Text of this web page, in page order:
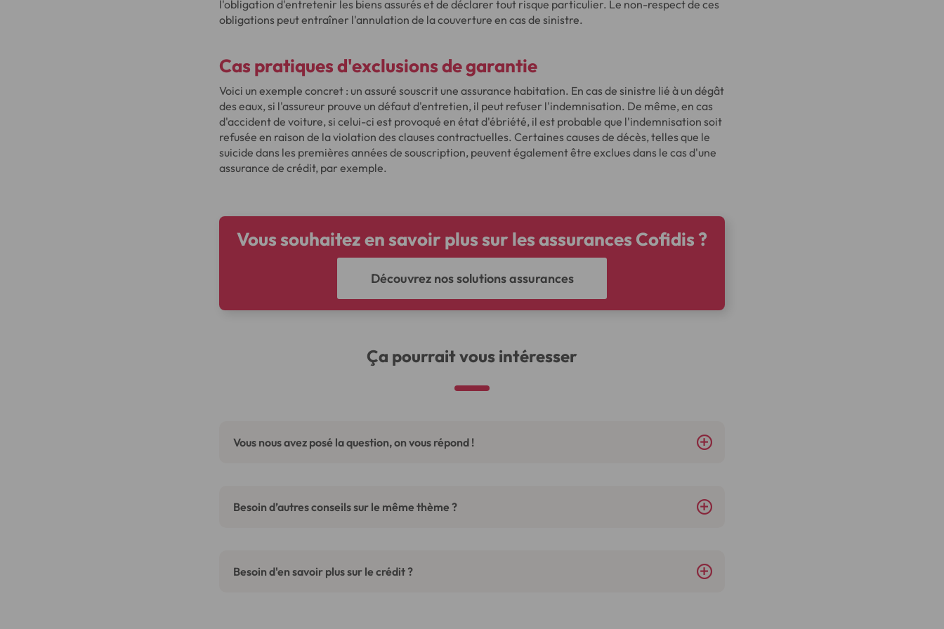
l'obligation d'entretenir les biens assurés et de déclarer tout risque particulier. Le non-respect de ces
obligations peut entraîner l'annulation de la couverture en cas de sinistre.
Cas pratiques d'exclusions de garantie
Voici un exemple concret : un assuré souscrit une assurance habitation. En cas de sinistre lié à un dégât
des eaux, si l'assureur prouve un défaut d'entretien, il peut refuser l'indemnisation. De même, en cas
d'accident de voiture, si celui-ci est provoqué en état d'ébriété, il est probable que l'indemnisation soit
refusée en raison de la violation des clauses contractuelles. Certaines causes de décès, telles que le
suicide dans les premières années de souscription, peuvent également être exclues dans le cas d'une
assurance de crédit, par exemple.
Vous souhaitez en savoir plus sur les assurances Cofidis ?
Découvrez nos solutions assurances
Ça pourrait vous intéresser
Vous nous avez posé la question, on vous répond !
Besoin d’autres conseils sur le même thème ?
Besoin d'en savoir plus sur le crédit ?